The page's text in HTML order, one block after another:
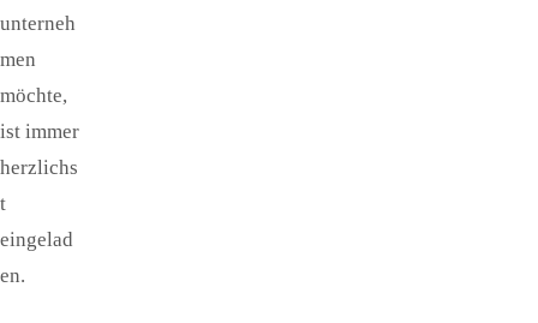
unterneh
men
möchte,
ist immer
herzlichs
t
eingelad
en.